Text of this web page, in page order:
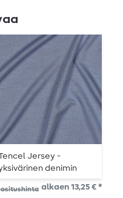
Jersey -
denimin
alkaen 13,25 € *